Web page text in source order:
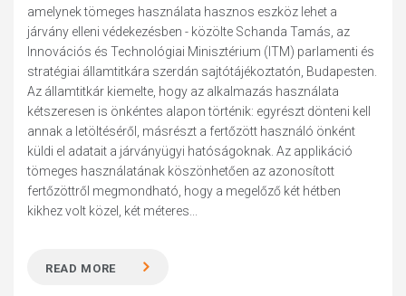
amelynek tömeges használata hasznos eszköz lehet a
járvány elleni védekezésben - közölte Schanda Tamás, az
Innovációs és Technológiai Minisztérium (ITM) parlamenti és
stratégiai államtitkára szerdán sajtótájékoztatón, Budapesten.
Az államtitkár kiemelte, hogy az alkalmazás használata
kétszeresen is önkéntes alapon történik: egyrészt dönteni kell
annak a letöltéséről, másrészt a fertőzött használó önként
küldi el adatait a járványügyi hatóságoknak. Az applikáció
tömeges használatának köszönhetően az azonosított
fertőzöttről megmondható, hogy a megelőző két hétben
kikhez volt közel, két méteres...
READ MORE